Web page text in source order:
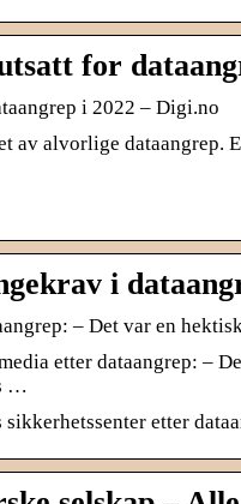
for
i 2022 – Digi.no
av alvorlige dataangrep.
i
– Det var en
etter dataangrep: –
…
etter